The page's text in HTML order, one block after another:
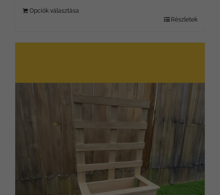
Opciók választása
Részletek